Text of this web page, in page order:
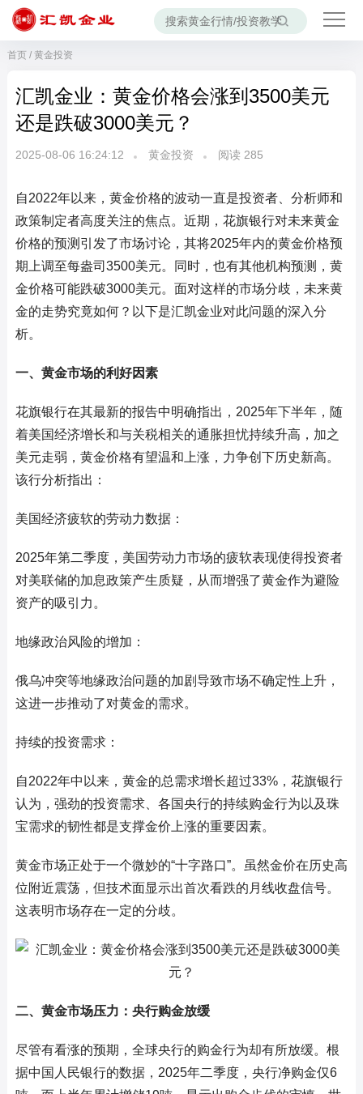
首页/ 黄金投资
汇凯金业：黄金价格会涨到3500美元
还是跌破3000美元？
2025-08-06 16:24:12 黄金投资 阅读 285
自2022年以来，黄金价格的波动一直是投资者、分析师和
政策制定者高度关注的焦点。近期，花旗银行对未来黄金
价格的预测引发了市场讨论，其将2025年内的黄金价格预
期上调至每盎司3500美元。同时，也有其他机构预测，黄
金价格可能跌破3000美元。面对这样的市场分歧，未来黄
金的走势究竟如何？以下是汇凯金业对此问题的深入分
析。
一、黄金市场的利好因素
花旗银行在其最新的报告中明确指出，2025年下半年，随
着美国经济增长和与关税相关的通胀担忧持续升高，加之
美元走弱，黄金价格有望温和上涨，力争创下历史新高。
该行分析指出：
美国经济疲软的劳动力数据：
2025年第二季度，美国劳动力市场的疲软表现使得投资者
对美联储的加息政策产生质疑，从而增强了黄金作为避险
资产的吸引力。
地缘政治风险的增加：
俄乌冲突等地缘政治问题的加剧导致市场不确定性上升，
这进一步推动了对黄金的需求。
持续的投资需求：
自2022年中以来，黄金的总需求增长超过33%，花旗银行
认为，强劲的投资需求、各国央行的持续购金行为以及珠
宝需求的韧性都是支撑金价上涨的重要因素。
黄金市场正处于一个微妙的“十字路口”。虽然金价在历史高
位附近震荡，但技术面显示出首次看跌的月线收盘信号。
这表明市场存在一定的分歧。
二、黄金市场压力：央行购金放缓
尽管有看涨的预期，全球央行的购金行为却有所放缓。根
据中国人民银行的数据，2025年二季度，央行净购金仅6